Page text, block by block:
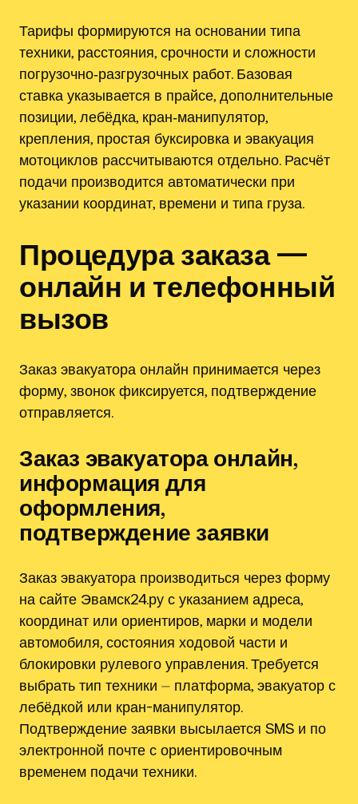
Тарифы формируются на основании типа
техники, расстояния, срочности и сложности
погрузочно‑разгрузочных работ. Базовая
ставка указывается в прайсе, дополнительные
позиции, лебёдка, кран‑манипулятор,
крепления, простая буксировка и эвакуация
мотоциклов рассчитываются отдельно. Расчёт
подачи производится автоматически при
указании координат, времени и типа груза.
Процедура заказа —
онлайн и телефонный
вызов
Заказ эвакуатора онлайн принимается через
форму, звонок фиксируется, подтверждение
отправляется.
Заказ эвакуатора онлайн,
информация для
оформления,
подтверждение заявки
Заказ эвакуатора производиться через форму
на сайте Эвамск24.ру с указанием адреса,
координат или ориентиров, марки и модели
автомобиля, состояния ходовой части и
блокировки рулевого управления. Требуется
выбрать тип техники ⏤ платформа, эвакуатор с
лебёдкой или кран-манипулятор.
Подтверждение заявки высылается SMS и по
электронной почте с ориентировочным
временем подачи техники.